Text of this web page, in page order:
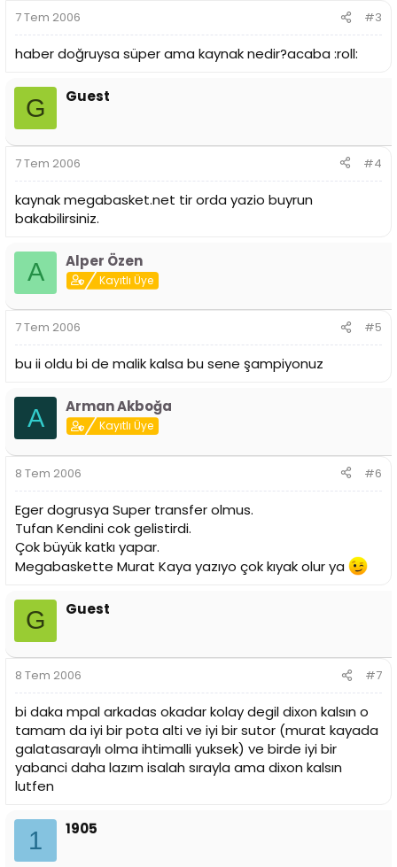
7 Tem 2006 #3
haber doğruysa süper ama kaynak nedir?acaba :roll:
G Guest
7 Tem 2006 #4
kaynak megabasket.net tir orda yazio buyrun
bakabilirsiniz.
A Alper Özen
Kayıtlı Üye
7 Tem 2006 #5
bu ii oldu bi de malik kalsa bu sene şampiyonuz
A Arman Akboğa
Kayıtlı Üye
8 Tem 2006 #6
Eger dogrusya Super transfer olmus.
Tufan Kendini cok gelistirdi.
Çok büyük katkı yapar.
Megabaskette Murat Kaya yazıyo çok kıyak olur ya
G Guest
8 Tem 2006 #7
bi daka mpal arkadas okadar kolay degil dixon kalsın o
tamam da iyi bir pota alti ve iyi bir sutor (murat kayada
galatasaraylı olma ihtimalli yuksek) ve birde iyi bir
yabanci daha lazım isalah sırayla ama dixon kalsın
lutfen
1 1905